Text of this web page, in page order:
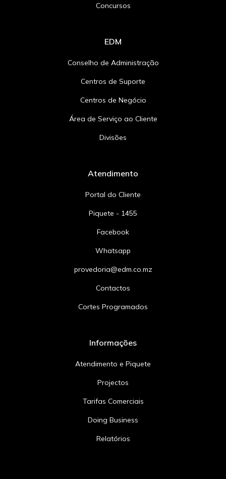
Concursos
EDM
Conselho de Administração
Centros de Suporte
Centros de Negócio
Área de Serviço ao Cliente
Divisões
Atendimento
Portal do Cliente
Piquete - 1455
Facebook
Whatsapp
provedoria@edm.co.mz
Contactos
Cortes Programados
Informações
Atendimento e Piquete
Projectos
Tarifas Comerciais
Doing Business
Relatórios